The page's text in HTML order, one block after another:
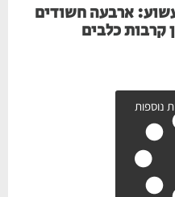
ארבעה חשודים
קרבות כלבים
נוספות